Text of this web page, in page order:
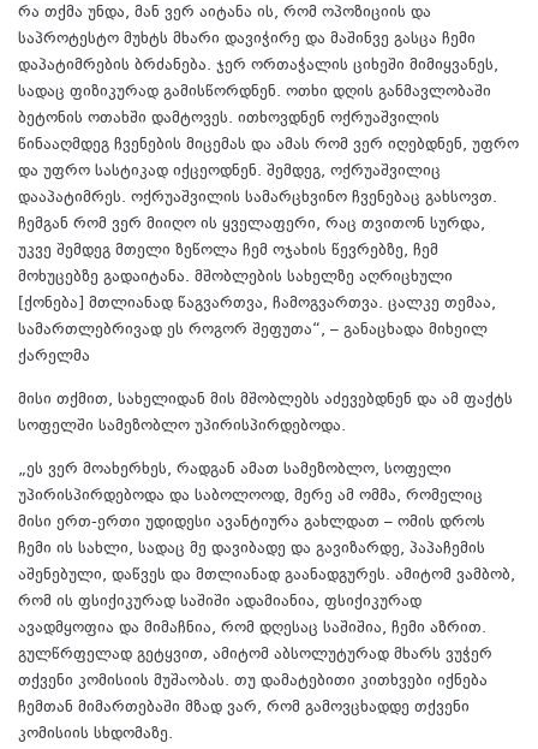
რა თქმა უნდა, მან ვერ აიტანა ის, რომ ოპოზიციის და
საპროტესტო მუხტს მხარი დავიჭირე და მაშინვე გასცა ჩემი
დაპატიმრების ბრძანება. ჯერ ორთაჭალის ციხეში მიმიყვანეს,
სადაც ფიზიკურად გამისწორდნენ. ოთხი დღის განმავლობაში
ბეტონის ოთახში დამტოვეს. ითხოვდნენ ოქრუაშვილის
წინააღმდეგ ჩვენების მიცემას და ამას რომ ვერ იღებდნენ, უფრო
და უფრო სასტიკად იქცეოდნენ. შემდეგ, ოქრუაშვილიც
დააპატიმრეს. ოქრუაშვილის სამარცხვინო ჩვენებაც გახსოვთ.
ჩემგან რომ ვერ მიიღო ის ყველაფერი, რაც თვითონ სურდა,
უკვე შემდეგ მთელი ზეწოლა ჩემ ოჯახის წევრებზე, ჩემ
მოხუცებზე გადაიტანა. მშობლების სახელზე აღრიცხული
[ქონება] მთლიანად წაგვართვა, ჩამოგვართვა. ცალკე თემაა,
სამართლებრივად ეს როგორ შეფუთა“, – განაცხადა მიხეილ
ქარელმა
მისი თქმით, სახელიდან მის მშობლებს აძევებდნენ და ამ ფაქტს
სოფელში სამეზობლო უპირისპირდებოდა.
„ეს ვერ მოახერხეს, რადგან ამათ სამეზობლო, სოფელი
უპირისპირდებოდა და საბოლოოდ, მერე ამ ომმა, რომელიც
მისი ერთ-ერთი უდიდესი ავანტიურა გახლდათ – ომის დროს
ჩემი ის სახლი, სადაც მე დავიბადე და გავიზარდე, პაპაჩემის
აშენებული, დაწვეს და მთლიანად გაანადგურეს. ამიტომ ვამბობ,
რომ ის ფსიქიკურად საშიში ადამიანია, ფსიქიკურად
ავადმყოფია და მიმაჩნია, რომ დღესაც საშიშია, ჩემი აზრით.
გულწრფელად გეტყვით, ამიტომ აბსოლუტურად მხარს ვუჭერ
თქვენი კომისიის მუშაობას. თუ დამატებითი კითხვები იქნება
ჩემთან მიმართებაში მზად ვარ, რომ გამოვცხადდე თქვენი
კომისიის სხდომაზე.